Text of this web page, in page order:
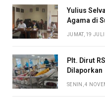
Yulius
Agama di
JUMAT, 19
Plt. Dirut
Dilaporkan
SENIN, 4